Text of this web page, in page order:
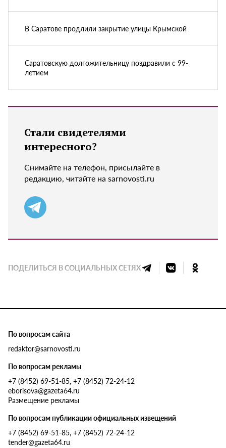
В Саратове продлили закрытие улицы Крымской
Саратовскую долгожительницу поздравили с 99-
летием
Стали свидетелями
интересного?
Снимайте на телефон, присылайте в
редакцию, читайте на sarnovosti.ru
ПОДЕЛИТЬСЯ В СОЦИАЛЬНЫХ СЕТЯХ
По вопросам сайта
redaktor@sarnovosti.ru
По вопросам рекламы
+7 (8452) 69-51-85, +7 (8452) 72-24-12
eborisova@gazeta64.ru
Размещение рекламы
По вопросам публикации официальных извещений
+7 (8452) 69-51-85, +7 (8452) 72-24-12
tender@gazeta64.ru